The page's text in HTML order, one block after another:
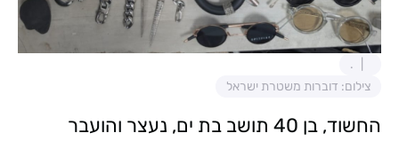
.
צילום: דוברות משטרת ישראל
החשוד, בן 40 תושב בת ים, נעצר והועבר